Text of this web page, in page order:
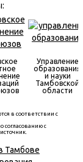
Управление
образования
и науки
Тамбовской
области
в соответствии с
согласованию с